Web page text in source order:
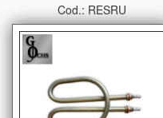
Cod.: RESRU